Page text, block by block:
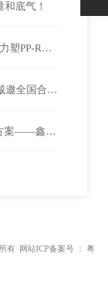
底气！
塑PP-R管
邀全国合作
案——鑫力
有 网站ICP备案号 ： 粤